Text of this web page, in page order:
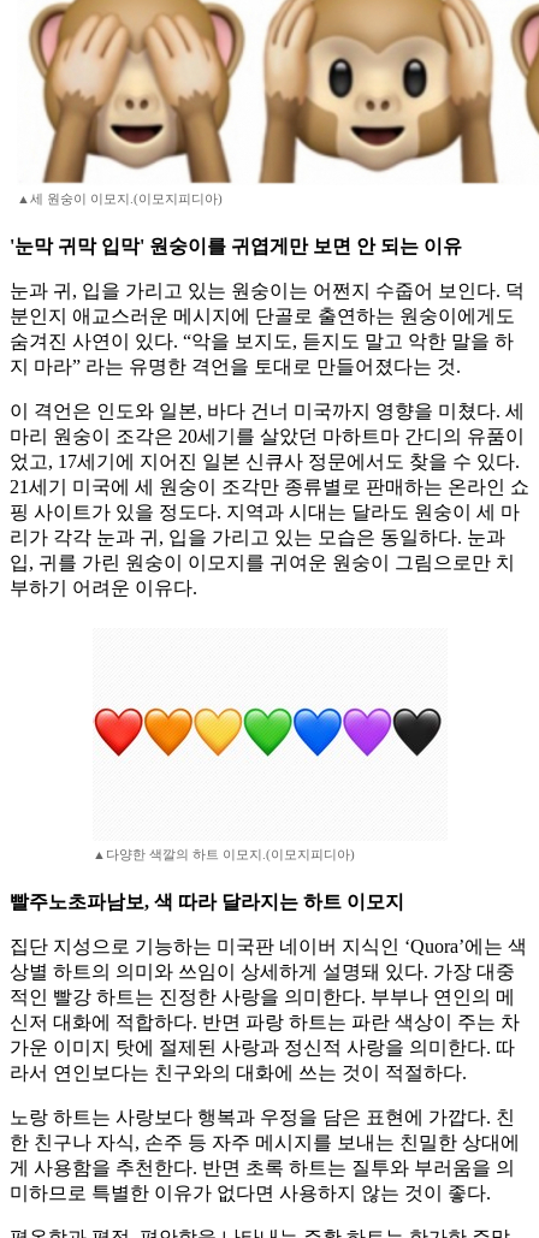
▲세 원숭이 이모지.(이모지피디아)
'눈막 귀막 입막' 원숭이를 귀엽게만 보면 안 되는 이유
눈과 귀, 입을 가리고 있는 원숭이는 어쩐지 수줍어 보인다. 덕
분인지 애교스러운 메시지에 단골로 출연하는 원숭이에게도
숨겨진 사연이 있다. “악을 보지도, 듣지도 말고 악한 말을 하
지 마라” 라는 유명한 격언을 토대로 만들어졌다는 것.
이 격언은 인도와 일본, 바다 건너 미국까지 영향을 미쳤다. 세
마리 원숭이 조각은 20세기를 살았던 마하트마 간디의 유품이
었고, 17세기에 지어진 일본 신큐사 정문에서도 찾을 수 있다.
21세기 미국에 세 원숭이 조각만 종류별로 판매하는 온라인 쇼
핑 사이트가 있을 정도다. 지역과 시대는 달라도 원숭이 세 마
리가 각각 눈과 귀, 입을 가리고 있는 모습은 동일하다. 눈과
입, 귀를 가린 원숭이 이모지를 귀여운 원숭이 그림으로만 치
부하기 어려운 이유다.
▲다양한 색깔의 하트 이모지.(이모지피디아)
빨주노초파남보, 색 따라 달라지는 하트 이모지
집단 지성으로 기능하는 미국판 네이버 지식인 ‘Quora’에는 색
상별 하트의 의미와 쓰임이 상세하게 설명돼 있다. 가장 대중
적인 빨강 하트는 진정한 사랑을 의미한다. 부부나 연인의 메
신저 대화에 적합하다. 반면 파랑 하트는 파란 색상이 주는 차
가운 이미지 탓에 절제된 사랑과 정신적 사랑을 의미한다. 따
라서 연인보다는 친구와의 대화에 쓰는 것이 적절하다.
노랑 하트는 사랑보다 행복과 우정을 담은 표현에 가깝다. 친
한 친구나 자식, 손주 등 자주 메시지를 보내는 친밀한 상대에
게 사용함을 추천한다. 반면 초록 하트는 질투와 부러움을 의
미하므로 특별한 이유가 없다면 사용하지 않는 것이 좋다.